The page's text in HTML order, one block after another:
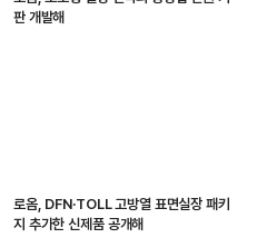
판 개발해
로옴, DFN·TOLL 고방열 표면실장 패키
지 추가한 신제품 공개해